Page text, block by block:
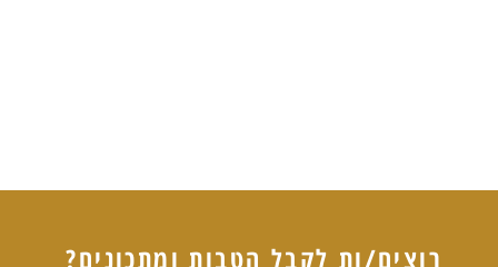
רוצים/ות לקבל הטבות ומתכונים?